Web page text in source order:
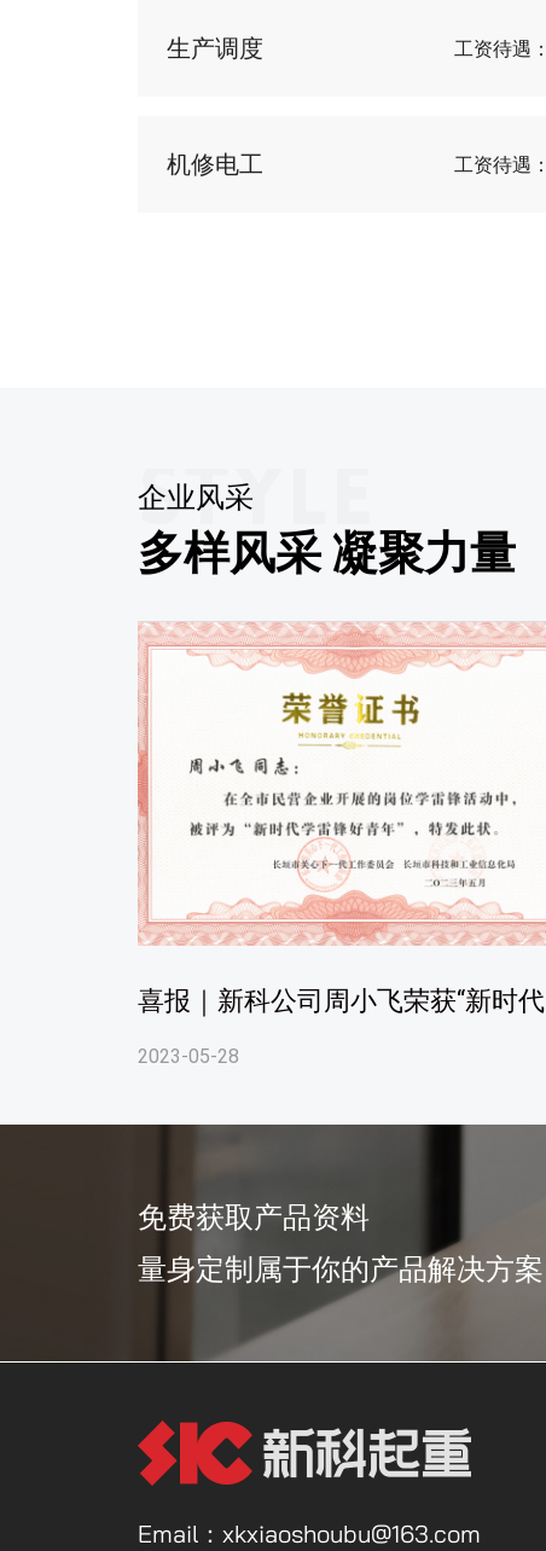
生产调度 工资待遇：
机修电工 工资待遇：
企业风采
多样风采 凝聚力量
2023-05-28
免费获取产品资料
量身定制属于你的产品解决方案
Email：xkxiaoshoubu@163.com